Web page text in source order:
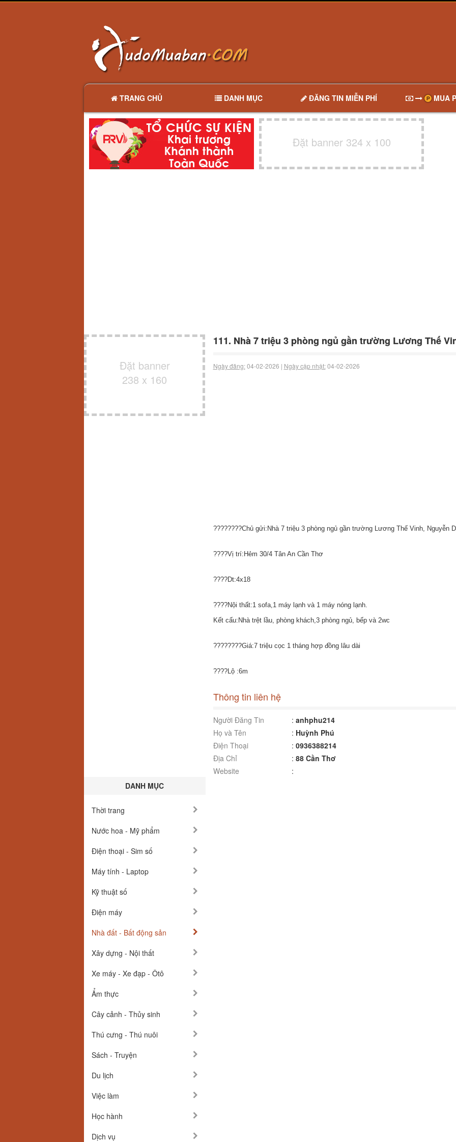
TRANG CHỦ DANH MỤC ĐĂNG TIN MIỄN PHÍ MUA
Đặt banner 324 x 100
Đặt banner
238 x 160
DANH MỤC
Thời trang
Nước hoa - Mỹ phẩm
Điện thoại - Sim số
Máy tính - Laptop
Kỹ thuật số
Điện máy
Nhà đất - Bất động sản
Xây dựng - Nội thất
Xe máy - Xe đạp - Ôtô
Ẩm thực
Cây cảnh - Thủy sinh
Thú cưng - Thú nuôi
Sách - Truyện
Du lịch
Việc làm
Học hành
Dịch vụ
111. Nhà 7 triệu 3 phòng ngủ gần trường Lương Thế
Ngày đăng:04-02-2026 | Ngày cập nhật:04-02-2026
????️????️Chủ gửi:Nhà 7 triệu 3 phòng ngủ gần trường Lương Thế Vinh, Nguyễn
????Vị trí:Hẻm 30/4 Tân An Cần Thơ
????Dt:4x18
????Nội thất:1 sofa,1 máy lạnh và 1 máy nóng lạnh.
Kết cấu:Nhà trệt lầu, phòng khách,3 phòng ngủ, bếp và 2wc
????????Giá:7 triệu cọc 1 tháng hợp đồng lâu dài
????Lộ :6m
Thông tin liên hệ
Người Đăng Tin : anhphu214
Họ và Tên
: Huỳnh Phú
Điện Thoại
: 0936388214
Địa Chỉ
: 88 Cần Thơ
Website
: